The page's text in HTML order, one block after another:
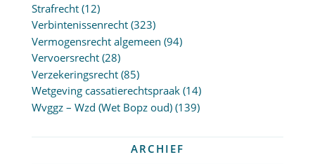
Strafrecht(12)
Verbintenissenrecht(323)
Vermogensrecht algemeen (94)
Vervoersrecht(28)
Verzekeringsrecht(85)
Wetgeving cassatierechtspraak(14)
Wvggz – Wzd (Wet Bopz oud)(139)
ARCHIEF